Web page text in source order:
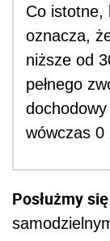
Co istotne,
oznacza,
niższe od
pełnego
wówczas 0
Posłużmy